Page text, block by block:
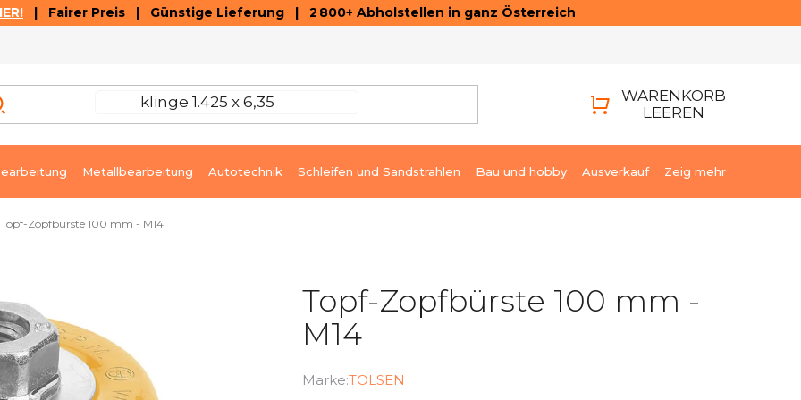
| Fairer Preis | Günstige Lieferung | 2 800+ Abholstellen in ganz Österreich
WARENKORB
LEEREN
Metallbearbeitung Autotechnik Schleifen und Sandstrahlen Bau und hobby Ausverkauf Zeig mehr
Topf-Zopfbürste 100 mm - M14
Topf-Zopfbürste 100 mm -
M14
Marke:TOLSEN